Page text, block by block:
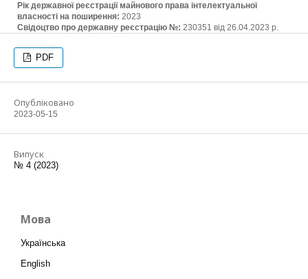
Рік державної реєстрації майнового права інтелектуальної
власності на поширення: 2023
Свідоцтво про державну реєстрацію №: 230351 від 26.04.2023 р.
PDF
Опубліковано
2023-05-15
Випуск
№ 4 (2023)
Мова
Українська
English